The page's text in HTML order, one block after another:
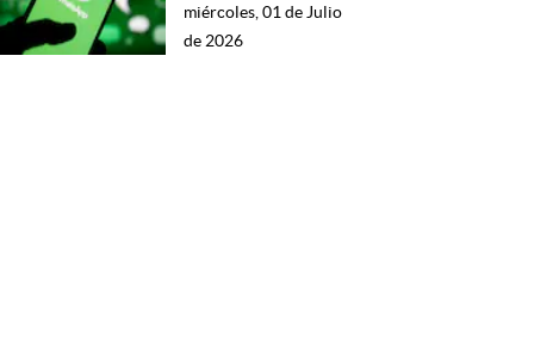
miércoles, 01 de Julio
de 2026